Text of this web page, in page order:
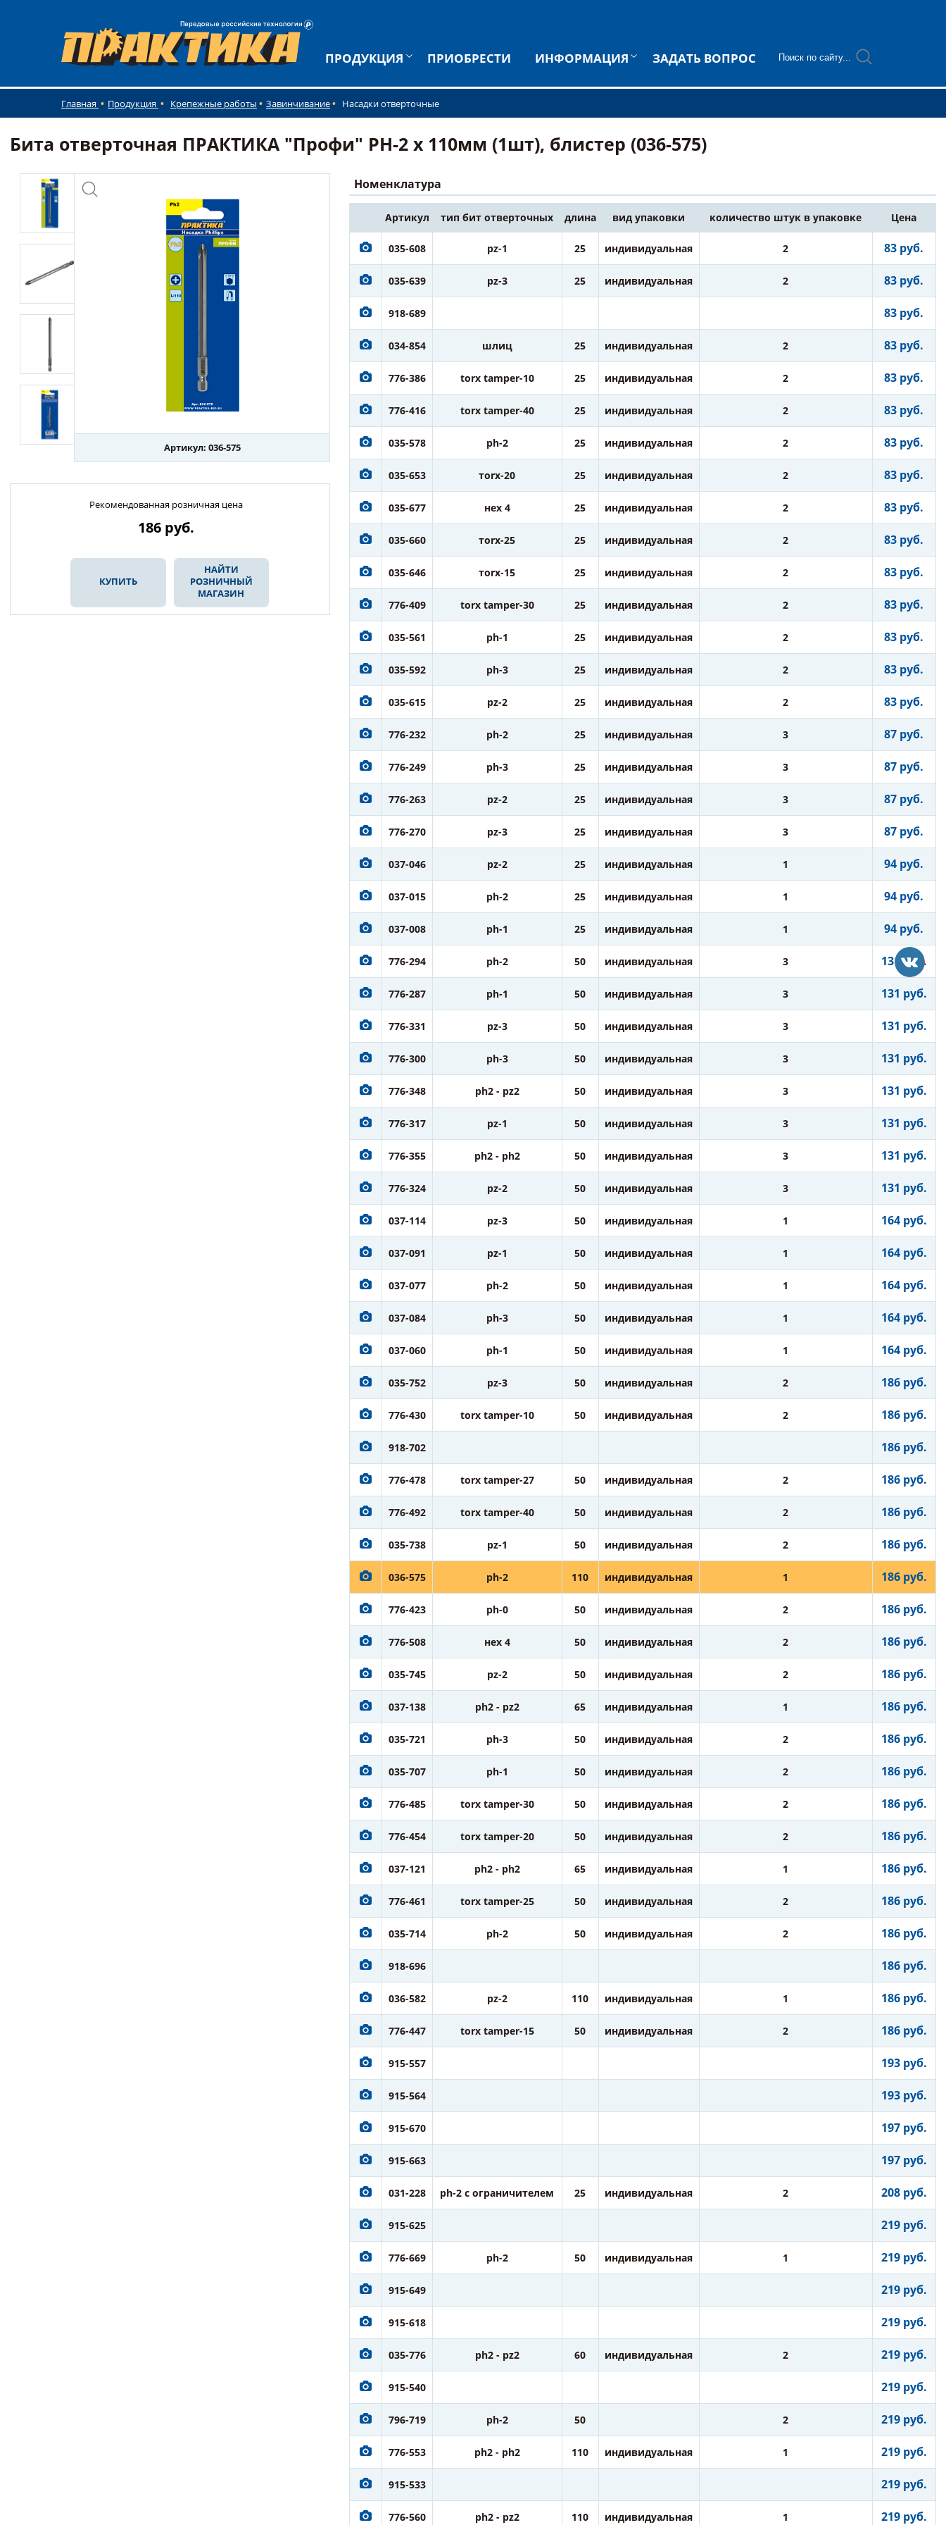
ПРОДУКЦИЯ ПРИОБРЕСТИ ИНФОРМАЦИЯ ЗАДАТЬ ВОПРОС
Главная Продукция Крепежные работы Завинчивание Насадки отверточные
Бита отверточная ПРАКТИКА "Профи" PH-2 х 110мм (1шт), блистер (036-575)
Артикул: 036-575
Рекомендованная розничная цена
186 руб.
КУПИТЬ
НАЙТИ
РОЗНИЧНЫЙ
МАГАЗИН
Номенклатура
Артикул тип бит отверточных длина вид упаковки количество штук в упаковке Цена
035-608 pz-1 25 индивидуальная 2 83 руб.
035-639 pz-3 25 индивидуальная 2 83 руб.
918-689 83 руб.
034-854 шлиц 25 индивидуальная 2 83 руб.
776-386 torx tamper-10 25 индивидуальная 2 83 руб.
776-416 torx tamper-40 25 индивидуальная 2 83 руб.
035-578 ph-2 25 индивидуальная 2 83 руб.
035-653 тorx-20 25 индивидуальная 2 83 руб.
035-677 нех 4 25 индивидуальная 2 83 руб.
035-660 тorx-25 25 индивидуальная 2 83 руб.
035-646 тorx-15 25 индивидуальная 2 83 руб.
776-409 torx tamper-30 25 индивидуальная 2 83 руб.
035-561 ph-1 25 индивидуальная 2 83 руб.
035-592 ph-3 25 индивидуальная 2 83 руб.
035-615 pz-2 25 индивидуальная 2 83 руб.
776-232 ph-2 25 индивидуальная 3 87 руб.
776-249 ph-3 25 индивидуальная 3 87 руб.
776-263 pz-2 25 индивидуальная 3 87 руб.
776-270 pz-3 25 индивидуальная 3 87 руб.
037-046 pz-2 25 индивидуальная 1 94 руб.
037-015 ph-2 25 индивидуальная 1 94 руб.
037-008 ph-1 25 индивидуальная 1 94 руб.
776-294 ph-2 50 индивидуальная 3 131 руб.
776-287 ph-1 50 индивидуальная 3 131 руб.
776-331 pz-3 50 индивидуальная 3 131 руб.
776-300 ph-3 50 индивидуальная 3 131 руб.
776-348 ph2 - pz2 50 индивидуальная 3 131 руб.
776-317 pz-1 50 индивидуальная 3 131 руб.
776-355 ph2 - ph2 50 индивидуальная 3 131 руб.
776-324 pz-2 50 индивидуальная 3 131 руб.
037-114 pz-3 50 индивидуальная 1 164 руб.
037-091 pz-1 50 индивидуальная 1 164 руб.
037-077 ph-2 50 индивидуальная 1 164 руб.
037-084 ph-3 50 индивидуальная 1 164 руб.
037-060 ph-1 50 индивидуальная 1 164 руб.
035-752 pz-3 50 индивидуальная 2 186 руб.
776-430 torx tamper-10 50 индивидуальная 2 186 руб.
918-702 186 руб.
776-478 torx tamper-27 50 индивидуальная 2 186 руб.
776-492 torx tamper-40 50 индивидуальная 2 186 руб.
035-738 pz-1 50 индивидуальная 2 186 руб.
036-575 ph-2 110 индивидуальная 1 186 руб.
776-423 ph-0 50 индивидуальная 2 186 руб.
776-508 нех 4 50 индивидуальная 2 186 руб.
035-745 pz-2 50 индивидуальная 2 186 руб.
037-138 ph2 - pz2 65 индивидуальная 1 186 руб.
035-721 ph-3 50 индивидуальная 2 186 руб.
035-707 ph-1 50 индивидуальная 2 186 руб.
776-485 torx tamper-30 50 индивидуальная 2 186 руб.
776-454 torx tamper-20 50 индивидуальная 2 186 руб.
037-121 ph2 - ph2 65 индивидуальная 1 186 руб.
776-461 torx tamper-25 50 индивидуальная 2 186 руб.
035-714 ph-2 50 индивидуальная 2 186 руб.
918-696 186 руб.
036-582 pz-2 110 индивидуальная 1 186 руб.
776-447 torx tamper-15 50 индивидуальная 2 186 руб.
915-557 193 руб.
915-564 193 руб.
915-670 197 руб.
915-663 197 руб.
031-228 ph-2 с ограничителем 25 индивидуальная 2 208 руб.
915-625 219 руб.
776-669 ph-2 50 индивидуальная 1 219 руб.
915-649 219 руб.
915-618 219 руб.
035-776 ph2 - pz2 60 индивидуальная 2 219 руб.
915-540 219 руб.
796-719 ph-2 50 2 219 руб.
776-553 ph2 - ph2 110 индивидуальная 1 219 руб.
915-533 219 руб.
776-560 ph2 - pz2 110 индивидуальная 1 219 руб.